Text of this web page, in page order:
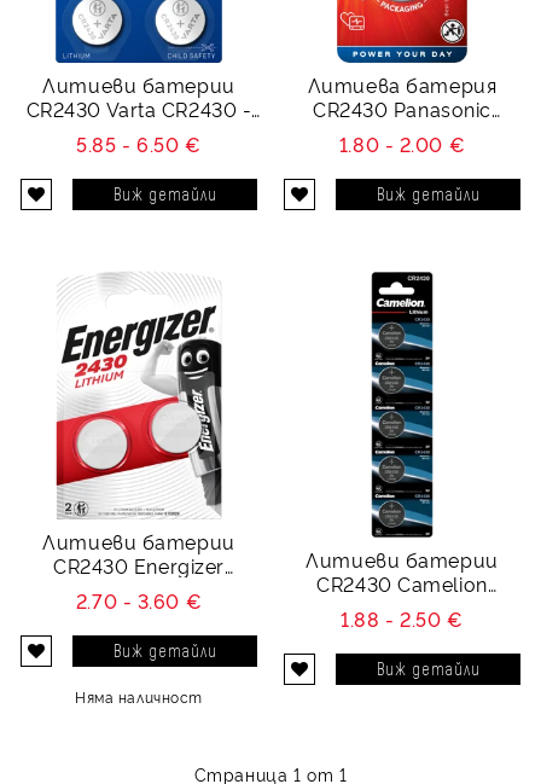
Литиеви батерии
CR2430 Varta CR2430 -
3V - 4 броя
5.85 - 6.50 €
Виж детайли
Литиева батерия
CR2430 Panasonic
CR2430 - 3V
1.80 - 2.00 €
Виж детайли
Литиеви батерии
CR2430 Energizer
ECR2430 - 3V
2.70 - 3.60 €
Виж детайли
Няма наличност
Литиеви батерии
CR2430 Camelion
CR2430 - 3V
1.88 - 2.50 €
Виж детайли
Страница 1 от 1